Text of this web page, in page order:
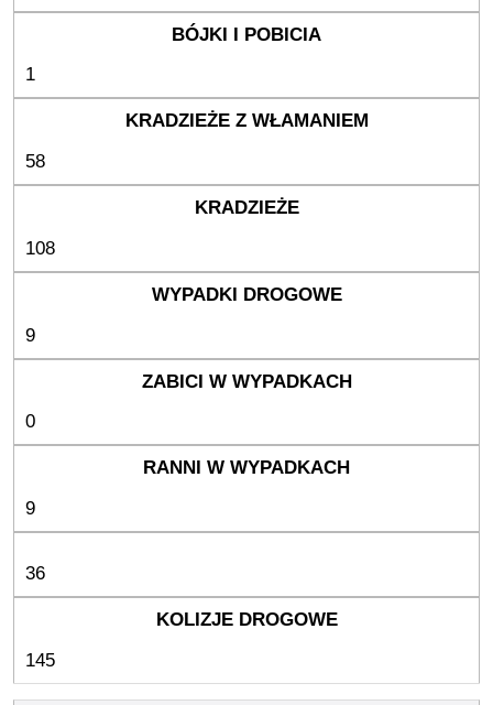
1
58
108
9
0
9
36
145